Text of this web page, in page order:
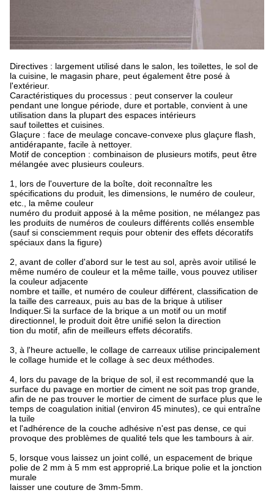
Directives : largement utilisé dans le salon, les toilettes, le sol de
la cuisine, le magasin phare, peut également être posé à
l'extérieur.
Caractéristiques du processus : peut conserver la couleur
pendant une longue période, dure et portable, convient à une
utilisation dans la plupart des espaces intérieurs
sauf toilettes et cuisines.
Glaçure : face de meulage concave-convexe plus glaçure flash,
antidérapante, facile à nettoyer.
Motif de conception : combinaison de plusieurs motifs, peut être
mélangée avec plusieurs couleurs.
1, lors de l'ouverture de la boîte, doit reconnaître les
spécifications du produit, les dimensions, le numéro de couleur,
etc., la même couleur
numéro du produit apposé à la même position, ne mélangez pas
les produits de numéros de couleurs différents collés ensemble
(sauf si consciemment requis pour obtenir des effets décoratifs
spéciaux dans la figure)
2, avant de coller d'abord sur le test au sol, après avoir utilisé le
même numéro de couleur et la même taille, vous pouvez utiliser
la couleur adjacente
nombre et taille, et numéro de couleur différent, classification de
la taille des carreaux, puis au bas de la brique à utiliser
Indiquer.Si la surface de la brique a un motif ou un motif
directionnel, le produit doit être unifié selon la direction
tion du motif, afin de meilleurs effets décoratifs.
3, à l'heure actuelle, le collage de carreaux utilise principalement
le collage humide et le collage à sec deux méthodes.
4, lors du pavage de la brique de sol, il est recommandé que la
surface du pavage en mortier de ciment ne soit pas trop grande,
afin de ne pas trouver le mortier de ciment de surface plus que le
temps de coagulation initial (environ 45 minutes), ce qui entraîne
la tuile
et l'adhérence de la couche adhésive n'est pas dense, ce qui
provoque des problèmes de qualité tels que les tambours à air.
5, lorsque vous laissez un joint collé, un espacement de brique
polie de 2 mm à 5 mm est approprié.La brique polie et la jonction
murale
laisser une couture de 3mm-5mm.